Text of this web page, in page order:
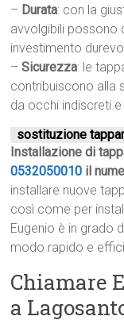
– Durata: con la
avvolgibili possono
investimento
–Sicurezza: le
contribuiscono alla
da occhi indiscreti
sostituzione
Installazione di
0532050010 il
installare nuove
così come per
Eugenio è in grado
modo rapido e
Chiamare
a